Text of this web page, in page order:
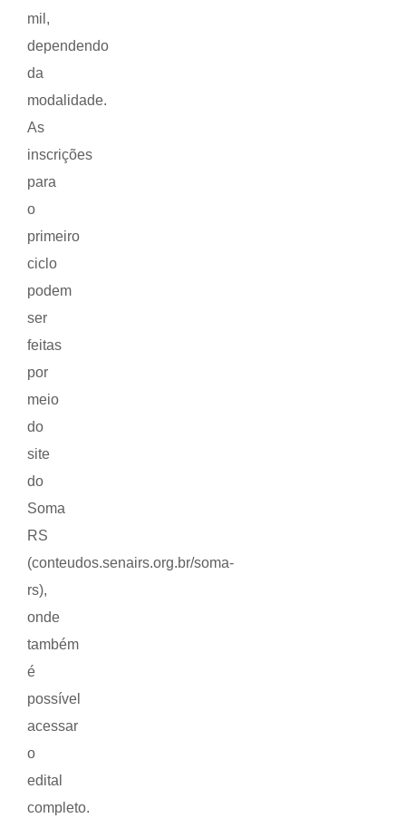
mil,
dependendo
da
modalidade.
As
inscrições
para
o
primeiro
ciclo
podem
ser
feitas
por
meio
do
site
do
Soma
RS
(conteudos.senairs.org.br/soma-
rs),
onde
também
é
possível
acessar
o
edital
completo.